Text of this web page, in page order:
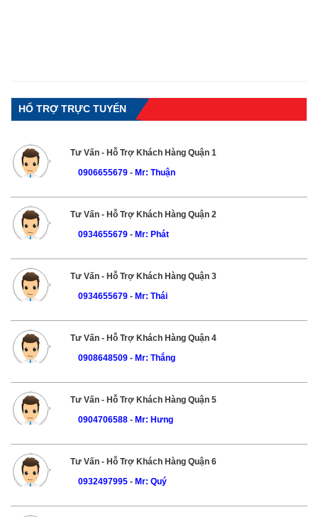
HỔ TRỢ TRỰC TUYẾN
Tư Vấn - Hỗ Trợ Khách Hàng Quận 1
0906655679 - Mr: Thuận
Tư Vấn - Hỗ Trợ Khách Hàng Quận 2
0934655679- Mr: Phát
Tư Vấn - Hỗ Trợ Khách Hàng Quận 3
0934655679- Mr: Thái
Tư Vấn - Hỗ Trợ Khách Hàng Quận 4
0908648509- Mr: Thắng
Tư Vấn - Hỗ Trợ Khách Hàng Quận 5
0904706588- Mr: Hưng
Tư Vấn - Hỗ Trợ Khách Hàng Quận 6
0932497995- Mr: Quý